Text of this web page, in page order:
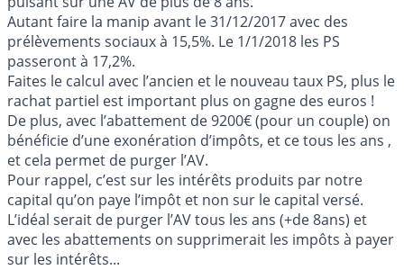
Autant faire la manip avant le 31/12/2017 avec des
prélèvements sociaux à 15,5%. Le 1/1/2018 les PS
passeront à 17,2%.
Faites le calcul avec l’ancien et le nouveau taux PS, plus le
rachat partiel est important plus on gagne des euros !
De plus, avec l’abattement de 9200€ (pour un couple) on
bénéficie d’une exonération d’impôts, et ce tous les ans ,
et cela permet de purger l’AV.
Pour rappel, c’est sur les intérêts produits par notre
capital qu’on paye l’impôt et non sur le capital versé.
L’idéal serait de purger l’AV tous les ans (+de 8ans) et
avec les abattements on supprimerait les impôts à payer
sur les intérêts...